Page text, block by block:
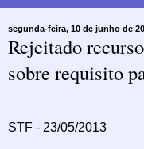
segunda-feira, 10 de junho de
Rejeitado
sobre requisito
STF - 23/05/2013